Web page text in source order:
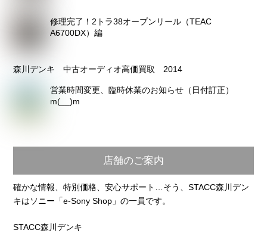
修理完了！2トラ38オープンリール（TEAC
A6700DX）編
森川デンキ 中古オーディオ高価買取 2014
営業時間変更、臨時休業のお知らせ（日付訂正）
m(__)m
店舗のご案内
確かな情報、特別価格、安心サポート…そう、STACC森川デン
キはソニー「e-Sony Shop」の一員です。
STACC森川デンキ